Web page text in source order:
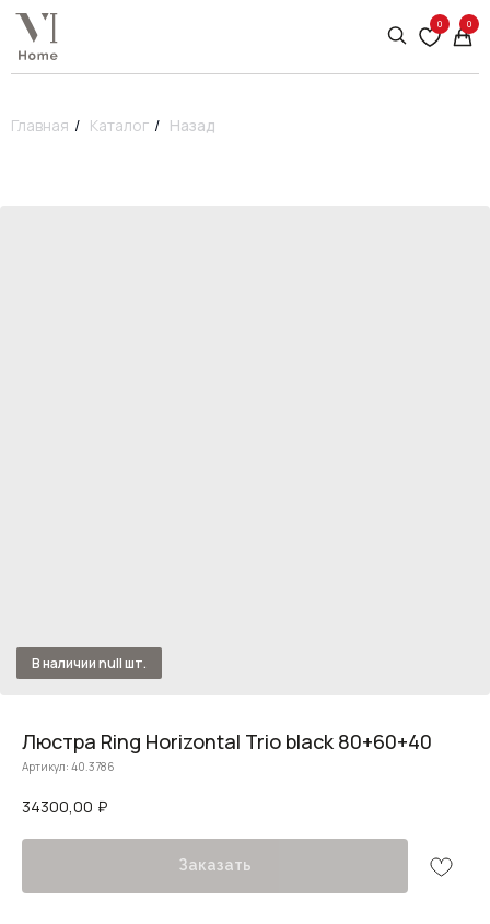
0 0
Главная / Каталог / Назад
Люстра Ring Horizontal Trio black 80+60+40
Артикул: 40.3786
34300,00 ₽
Заказать